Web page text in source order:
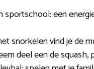
sportschool: een
snorkelen vind je de
deel een de squash,